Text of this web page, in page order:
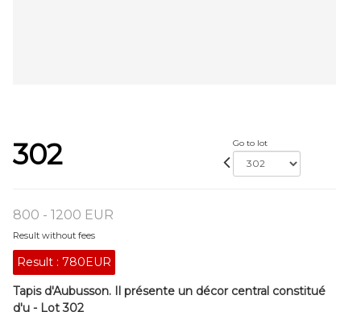
302 Go to lot
800 - 1200 EUR
Result without fees
Result : 780EUR
Tapis d'Aubusson. Il présente un décor central constitué
d'u - Lot 302